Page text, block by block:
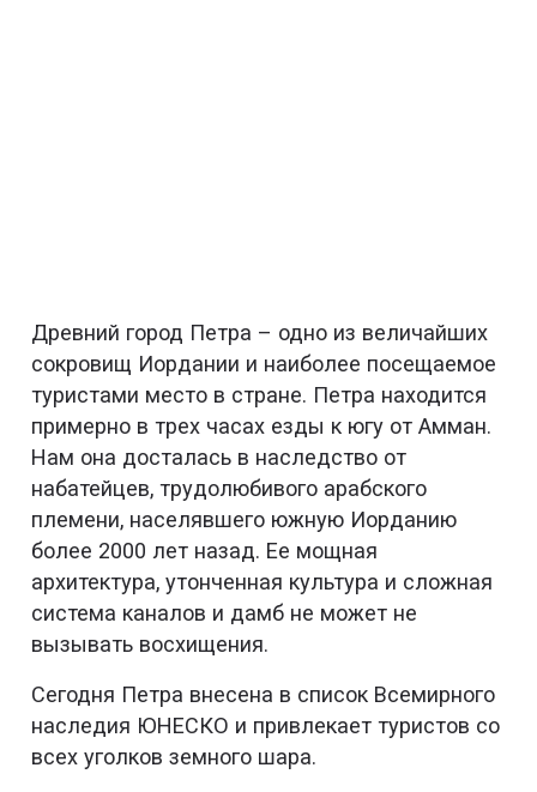
Древний город Петра – одно из величайших
сокровищ Иордании и наиболее посещаемое
туристами место в стране. Петра находится
примерно в трех часах езды к югу от Амман.
Нам она досталась в наследство от
набатейцев, трудолюбивого арабского
племени, населявшего южную Иорданию
более 2000 лет назад. Ее мощная
архитектура, утонченная культура и сложная
система каналов и дамб не может не
вызывать восхищения.
Сегодня Петра внесена в список Всемирного
наследия ЮНЕСКО и привлекает туристов со
всех уголков земного шара.